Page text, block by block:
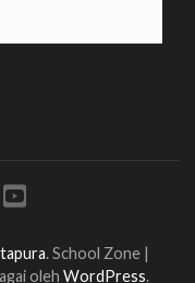
.School Zone |
oleh WordPress.